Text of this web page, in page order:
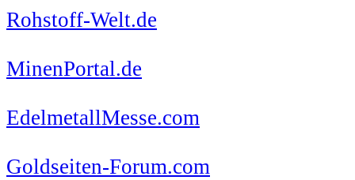
Rohstoff-Welt.de
MinenPortal.de
EdelmetallMesse.com
Goldseiten-Forum.com